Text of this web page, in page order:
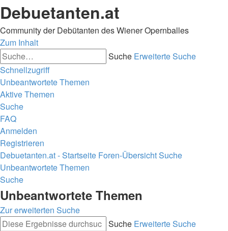
Debuetanten.at
Community der Debütanten des Wiener Opernballes
Zum Inhalt
Suche Erweiterte Suche
Schnellzugriff
Unbeantwortete Themen
Aktive Themen
Suche
FAQ
Anmelden
Registrieren
Debuetanten.at - Startseite Foren-ÜbersichtSuche
Unbeantwortete Themen
Suche
Unbeantwortete Themen
Zur erweiterten Suche
Suche Erweiterte Suche